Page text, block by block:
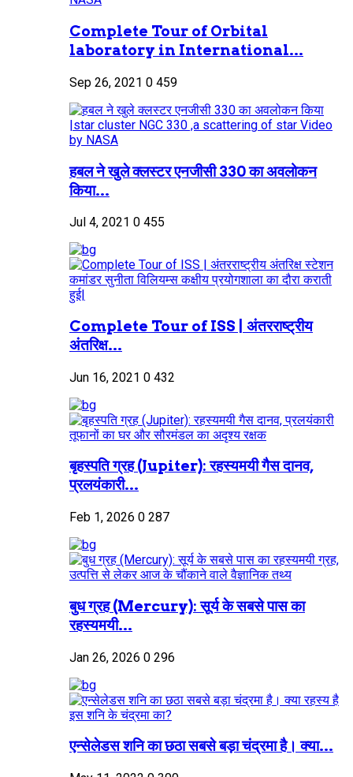
Complete Tour of Orbital
laboratory in International...
Sep 26, 2021 0 459
हबल ने खुले क्लस्टर एनजीसी 330 का अवलोकन
किया...
Jul 4, 2021 0 455
Complete Tour of ISS | अंतरराष्ट्रीय
अंतरिक्ष...
Jun 16, 2021 0 432
बृहस्पति ग्रह (Jupiter): रहस्यमयी गैस दानव,
प्रलयंकारी...
Feb 1, 2026 0 287
बुध ग्रह (Mercury): सूर्य के सबसे पास का
रहस्यमयी...
Jan 26, 2026 0 296
एन्सेलेडस शनि का छठा सबसे बड़ा चंद्रमा है। क्या...